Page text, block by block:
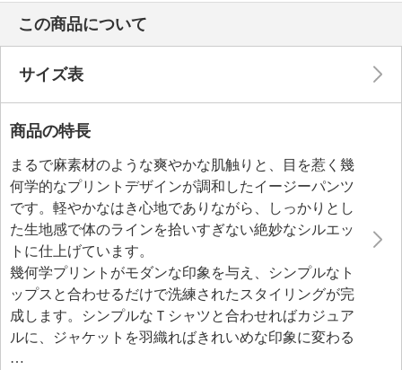
この商品について
サイズ表
商品の特長
まるで麻素材のような爽やかな肌触りと、目を惹く幾
何学的なプリントデザインが調和したイージーパンツ
です。軽やかなはき心地でありながら、しっかりとし
た生地感で体のラインを拾いすぎない絶妙なシルエッ
トに仕上げています。
幾何学プリントがモダンな印象を与え、シンプルなト
ップスと合わせるだけで洗練されたスタイリングが完
成します。シンプルなＴシャツと合わせればカジュア
ルに、ジャケットを羽織ればきれいめな印象に変わる
着回し力も兼ね備えています。リラックス感と都会的